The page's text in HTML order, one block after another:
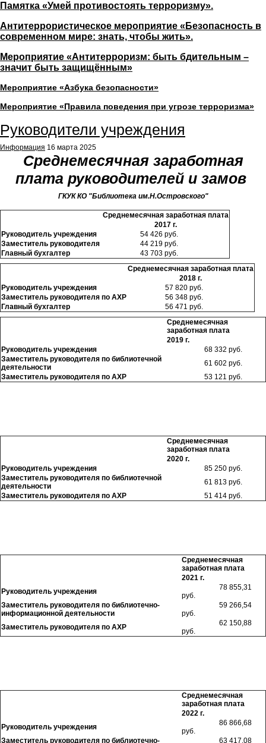
Памятка «Умей противостоять терроризму».
Антитеррористическое мероприятие «Безопасность в
современном мире: знать, чтобы жить».
Мероприятие «Антитерроризм: быть бдительным –
значит быть защищённым»
Мероприятие «Азбука безопасности»
Мероприятие «Правила поведения при угрозе терроризма»
Руководители учреждения
Информация 16 марта 2025
Среднемесячная заработная
плата руководителей и замов
ГКУК КО "Библиотека им.Н.Островского"
Среднемесячная заработная плата
2017 г.
Руководитель учреждения
54 426 руб.
Заместитель руководителя
44 219 руб.
Главный бухгалтер
43 703 руб.
Среднемесячная заработная плата
2018 г.
Руководитель учреждения
57 820 руб.
Заместитель руководителя по АХР
56 348 руб.
Главный бухгалтер
56 471 руб.
Среднемесячная
заработная плата
2019 г.
Руководитель учреждения
68 332 руб.
Заместитель руководителя по библиотечной
деятельности
61 602 руб.
Заместитель руководителя по АХР
53 121 руб.
Среднемесячная
заработная плата
2020 г.
Руководитель учреждения
85 250 руб.
Заместитель руководителя по библиотечной
деятельности
61 813 руб.
Заместитель руководителя по АХР
51 414 руб.
Среднемесячная
заработная плата
2021 г.
Руководитель учреждения
78 855,31
руб.
Заместитель руководителя по библиотечно-
информационной деятельности
59 266,54
руб.
Заместитель руководителя по АХР
62 150,88
руб.
Среднемесячная
заработная плата
2022 г.
Руководитель учреждения
86 866,68
руб.
Заместитель руководителя по библиотечно-
63 417,08